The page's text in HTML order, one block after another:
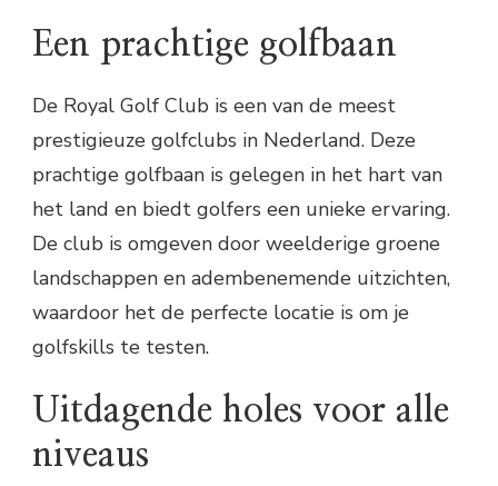
Een prachtige golfbaan
De Royal Golf Club is een van de meest
prestigieuze golfclubs in Nederland. Deze
prachtige golfbaan is gelegen in het hart van
het land en biedt golfers een unieke ervaring.
De club is omgeven door weelderige groene
landschappen en adembenemende uitzichten,
waardoor het de perfecte locatie is om je
golfskills te testen.
Uitdagende holes voor alle
niveaus